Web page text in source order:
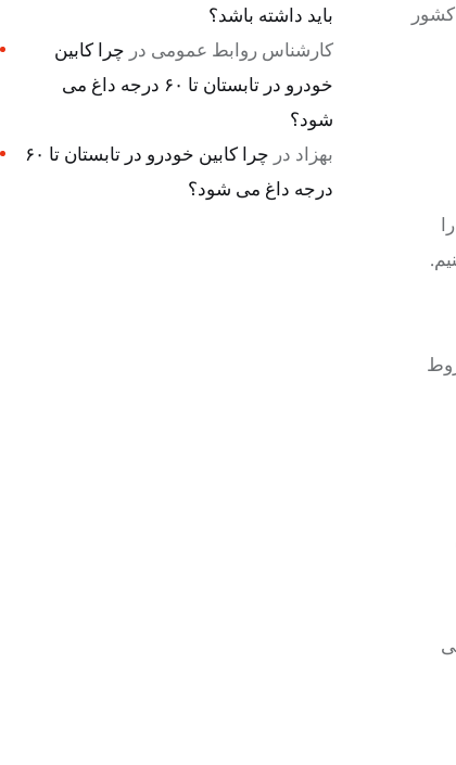
باید داشته باشد؟
کارشناس روابط عمومی در چرا کابین
خودرو در تابستان تا ۶۰ درجه داغ می
شود؟
بهزاد در
چرا کابین خودرو در تابستان تا ۶۰
درجه داغ می شود؟